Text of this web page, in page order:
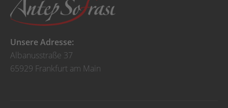
Unsere Adresse:
Albanusstraße 37
65929 Frankfurt am Main